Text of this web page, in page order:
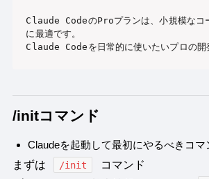
Claude CodeのProプランは、小規模なコ
に最適です。
Claude Codeを日常的に使いたいプロの開
/initコマンド
Claudeを起動して最初にやるべきコマ
まずは
/init
コマンド